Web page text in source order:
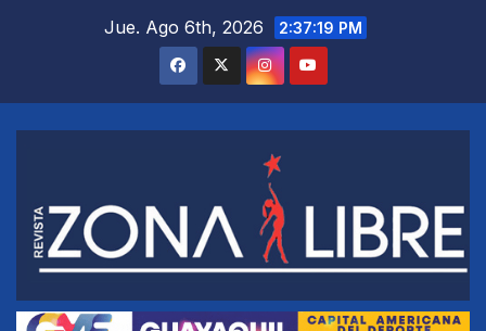
Jue. Ago 6th, 2026 2:37:20 PM